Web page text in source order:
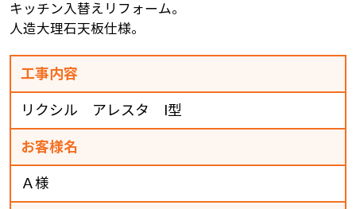
キッチン入替えリフォーム。
人造大理石天板仕様。
工事内容
リクシル アレスタ I型
お客様名
Ａ様